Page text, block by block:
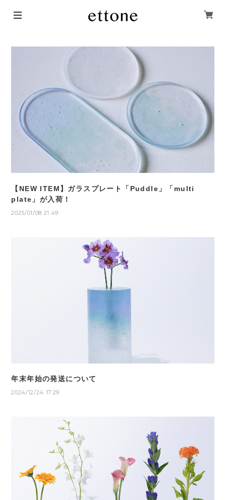
【NEW ITEM】ガラスプレート「Puddle」「multi
plate」が入荷！
2025/01/08 21:49
年末年始の発送について
2024/12/24 17:29